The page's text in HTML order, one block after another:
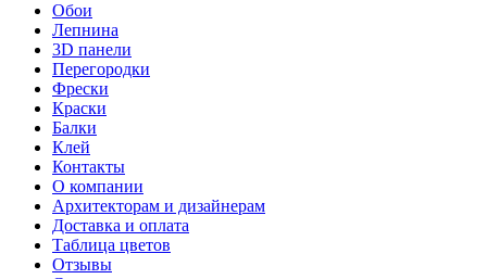
Обои
Лепнина
3D панели
Перегородки
Фрески
Краски
Балки
Клей
Контакты
О компании
Архитекторам и дизайнерам
Доставка и оплата
Таблица цветов
Отзывы